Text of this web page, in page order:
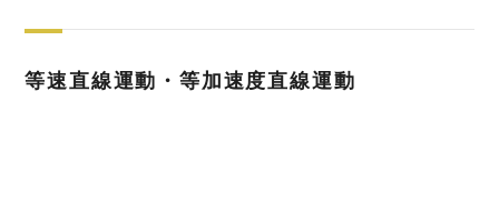
等速直線運動・等加速度直線運動